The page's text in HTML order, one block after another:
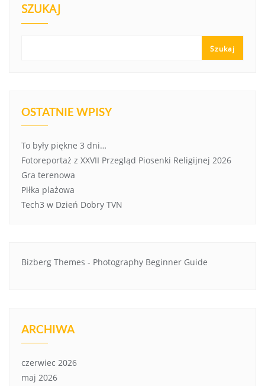
SZUKAJ
Szukaj
OSTATNIE WPISY
To były piękne 3 dni…
Fotoreportaż z XXVII Przegląd Piosenki Religijnej 2026
Gra terenowa
Piłka plażowa
Tech3 w Dzień Dobry TVN
Bizberg Themes - Photography Beginner Guide
ARCHIWA
czerwiec 2026
maj 2026